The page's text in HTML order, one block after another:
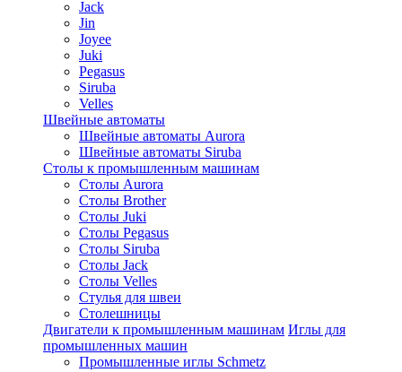
Jack
Jin
Joyee
Juki
Pegasus
Siruba
Velles
Швейные автоматы
Швейные автоматы Aurora
Швейные автоматы Siruba
Столы к промышленным машинам
Столы Aurora
Столы Brother
Столы Juki
Столы Pegasus
Столы Siruba
Столы Jack
Столы Velles
Стулья для швеи
Столешницы
Двигатели к промышленным машинам Иглы для
промышленных машин
Промышленные иглы Schmetz